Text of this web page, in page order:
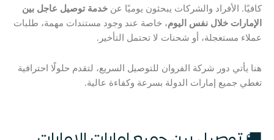
كافيًا. الأفراد والشركات يبحثون يوميًا عن خدمة توصيل عاجل بين
الإمارات خلال نفس اليوم، خاصة عند وجود مستندات مهمة، طلبات
عملاء مستعجلة، أو شحنات لا تحتمل التأخير.
هنا يأتي دور شركة الفروان للتوصيل السريع، لتقدم حلولًا احترافية
تغطي جميع إمارات الدولة بسرعة وكفاءة عالية.